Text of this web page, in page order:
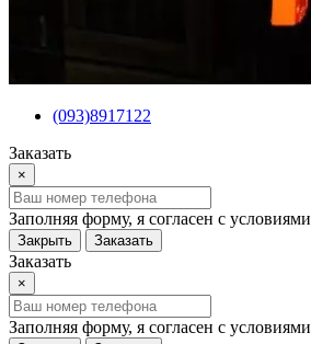
(093)8917122
Заказать
×
Заполняя форму, я согласен с условиями
Закрыть Заказать
Заказать
×
Заполняя форму, я согласен с условиями